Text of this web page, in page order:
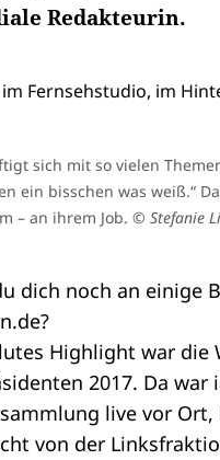
Redakteurin.
sich mit so vielen
ein bisschen was weiß.“
– an ihrem Job. © Stefanie
dich noch an einige
Highlight war die
2017. Da war
live vor Ort,
von der